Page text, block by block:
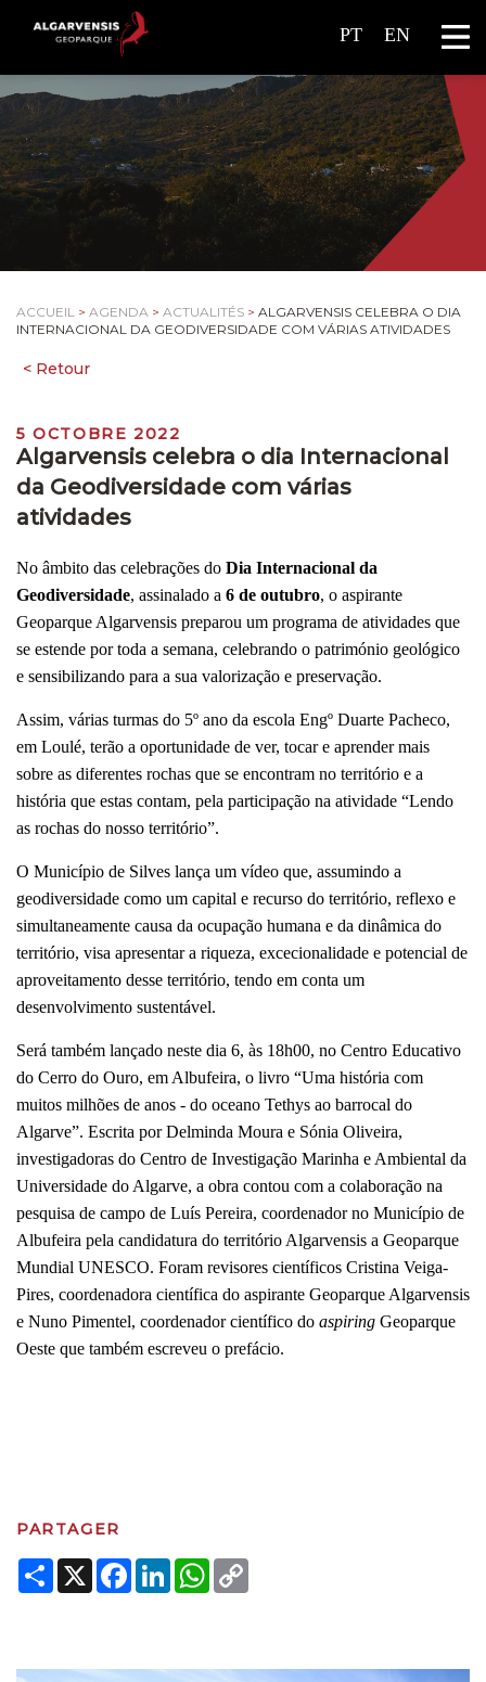
PT EN
ACCUEIL > AGENDA > ACTUALITÉS > ALGARVENSIS CELEBRA O DIA
INTERNACIONAL DA GEODIVERSIDADE COM VÁRIAS ATIVIDADES
5 OCTOBRE 2022
Algarvensis celebra o dia Internacional
da Geodiversidade com várias
atividades
No âmbito das celebrações do Dia Internacional da
Geodiversidade, assinalado a 6 de outubro, o aspirante
Geoparque Algarvensis preparou um programa de atividades que
se estende por toda a semana, celebrando o património geológico
e sensibilizando para a sua valorização e preservação.
Assim, várias turmas do 5º ano da escola Engº Duarte Pacheco,
em Loulé, terão a oportunidade de ver, tocar e aprender mais
sobre as diferentes rochas que se encontram no território e a
história que estas contam, pela participação na atividade “Lendo
as rochas do nosso território”.
O Município de Silves lança um vídeo que, assumindo a
geodiversidade como um capital e recurso do território, reflexo e
simultaneamente causa da ocupação humana e da dinâmica do
território, visa apresentar a riqueza, excecionalidade e potencial de
aproveitamento desse território, tendo em conta um
desenvolvimento sustentável.
Será também lançado neste dia 6, às 18h00, no Centro Educativo
do Cerro do Ouro, em Albufeira, o livro “Uma história com
muitos milhões de anos - do oceano Tethys ao barrocal do
Algarve”. Escrita por Delminda Moura e Sónia Oliveira,
investigadoras do Centro de Investigação Marinha e Ambiental da
Universidade do Algarve, a obra contou com a colaboração na
pesquisa de campo de Luís Pereira, coordenador no Município de
Albufeira pela candidatura do território Algarvensis a Geoparque
Mundial UNESCO. Foram revisores científicos Cristina Veiga-
Pires, coordenadora científica do aspirante Geoparque Algarvensis
e Nuno Pimentel, coordenador científico do aspiring Geoparque
Oeste que também escreveu o prefácio.
PARTAGER
Share
X Facebook
LinkedInWhatsApp